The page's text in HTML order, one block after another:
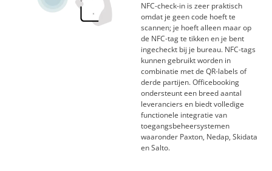
NFC-check-in is zeer praktisch
omdat je geen code hoeft te
scannen; je hoeft alleen maar op
de NFC-tag te tikken en je bent
ingecheckt bij je bureau. NFC-tags
kunnen gebruikt worden in
combinatie met de QR-labels of
derde partijen. Officebooking
ondersteunt een breed aantal
leveranciers en biedt volledige
functionele integratie van
toegangsbeheersystemen
waaronder Paxton, Nedap, Skidata
en Salto.